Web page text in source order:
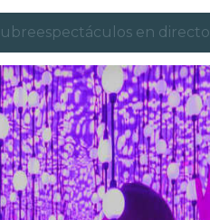
espectáculos en directo
Madrid
candlelight
Londres
experiencias y ciudades